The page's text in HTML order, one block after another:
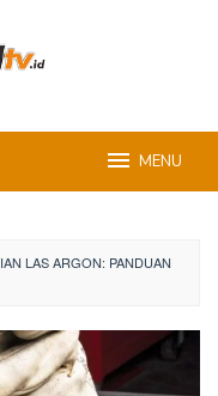
MENU
LAS ARGON: PANDUAN